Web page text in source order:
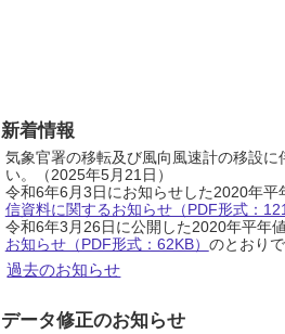
新着情報
気象官署の移転及び風向風速計の移設
い。（2025年5月21日）
令和6年6月3日にお知らせした2020年
信資料に関するお知らせ（PDF形式：
令和6年3月26日に公開した2020年平年
お知らせ（PDF形式：62KB） のとおり
過去のお知らせ
データ修正のお知らせ